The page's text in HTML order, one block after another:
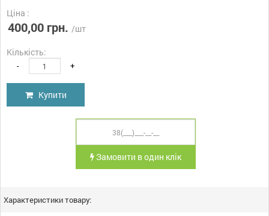
Ціна :
400,00 грн. /шт
Кількість:
- +
Купити
Замовити в один клік
Характеристики товару: